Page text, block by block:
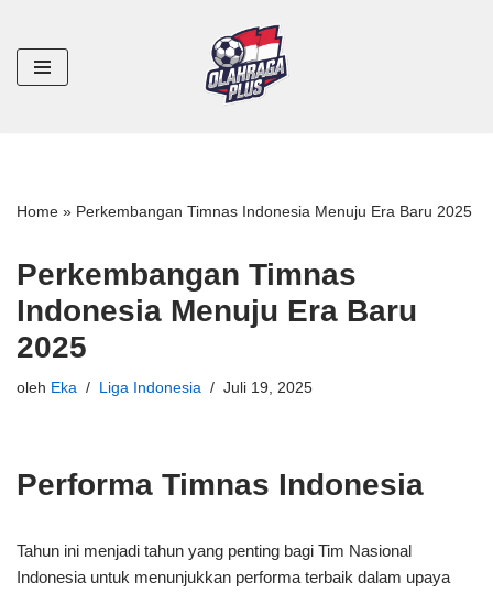
Lompat
ke
Home » Perkembangan Timnas Indonesia Menuju Era Baru 2025
Perkembangan Timnas
Indonesia Menuju Era Baru
2025
oleh Eka Liga Indonesia Juli 19, 2025
Performa Timnas Indonesia
Tahun ini menjadi tahun yang penting bagi Tim Nasional
Indonesia untuk menunjukkan performa terbaik dalam upaya